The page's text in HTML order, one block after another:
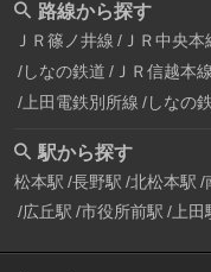
路線から探す
ＪＲ篠ノ井線 ＪＲ中央本
しなの鉄道 ＪＲ信越本線
上田電鉄別所線 しなの
駅から探す
松本駅 長野駅 北松本駅
広丘駅 市役所前駅 上田